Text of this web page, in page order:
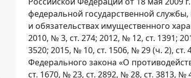
федеральной государственной
и обязательствах имущественного
2010, № 3, ст. 274; 2012, № 12, ст. 1391;
3520; 2015, № 10, ст. 1506, № 29 (ч. 2),
Федерального закона «О
ст. 1670, № 23, ст. 2892, № 28, ст. 3813, №